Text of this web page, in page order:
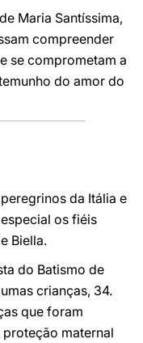
Maria Santíssima,
compreender
se comprometam a
do amor do
da Itália e
os fiéis
Biella.
do Batismo de
crianças, 34.
que foram
maternal